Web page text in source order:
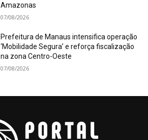
Amazonas
07/08/2026
Prefeitura de Manaus intensifica operação
‘Mobilidade Segura’ e reforça fiscalização
na zona Centro-Oeste
07/08/2026